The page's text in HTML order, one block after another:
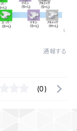
通報する
(0)